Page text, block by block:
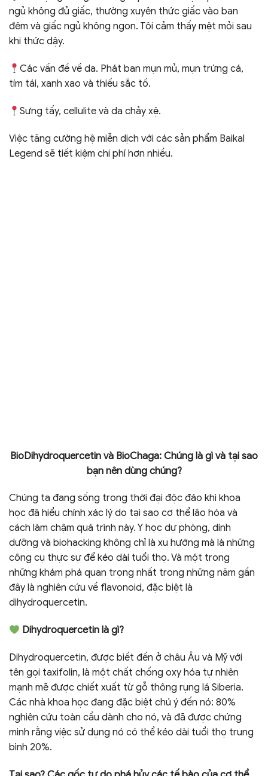
ngủ không đủ giấc, thường xuyên thức giấc vào ban
đêm và giấc ngủ không ngon. Tôi cảm thấy mệt mỏi sau
khi thức dậy.
Các vấn đề về da. Phát ban mụn mủ, mụn trứng cá,
tím tái, xanh xao và thiếu sắc tố.
Sưng tấy, cellulite và da chảy xệ.
Việc tăng cường hệ miễn dịch với các sản phẩm Baikal
Legend sẽ tiết kiệm chi phí hơn nhiều.
BioDihydroquercetin và BioChaga: Chúng là gì và tại sao
bạn nên dùng chúng?
Chúng ta đang sống trong thời đại độc đáo khi khoa
học đã hiểu chính xác lý do tại sao cơ thể lão hóa và
cách làm chậm quá trình này. Y học dự phòng, dinh
dưỡng và biohacking không chỉ là xu hướng mà là những
công cụ thực sự để kéo dài tuổi thọ. Và một trong
những khám phá quan trọng nhất trong những năm gần
đây là nghiên cứu về flavonoid, đặc biệt là
dihydroquercetin.
Dihydroquercetin là gì?
Dihydroquercetin, được biết đến ở châu Âu và Mỹ với
tên gọi taxifolin, là một chất chống oxy hóa tự nhiên
mạnh mẽ được chiết xuất từ ​​gỗ thông rụng lá Siberia.
Các nhà khoa học đang đặc biệt chú ý đến nó: 80%
nghiên cứu toàn cầu dành cho nó, và đã được chứng
minh rằng việc sử dụng nó có thể kéo dài tuổi thọ trung
bình 20%.